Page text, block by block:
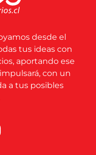
desde el
tus ideas con
aportando ese
con un
a tus posibles